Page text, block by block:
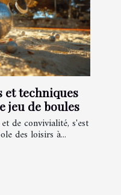
et techniques
jeu de boules
de convivialité, s'est
des loisirs à...